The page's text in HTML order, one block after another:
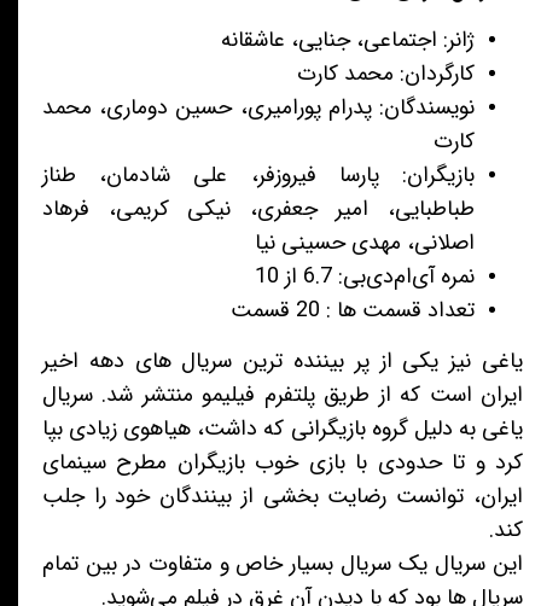
ژانر: اجتماعی، جنایی، عاشقانه
کارگردان: محمد کارت
نویسندگان:پدرام پورامیری، حسین دوماری، محمد
کارت
بازیگران: پارسا فیروزفر، علی شادمان، طناز
طباطبایی، امیر جعفری، نیکی کریمی، فرهاد
اصلانی، مهدی حسینی نیا
نمره آی‌ام‌دی‌بی: 6.7 از 10
تعداد قسمت ها : 20 قسمت
یاغی نیز یکی از پر بیننده ترین سریال های دهه اخیر
ایران است که از طریق پلتفرم فیلیمو منتشر شد. سریال
یاغی به دلیل گروه بازیگرانی که داشت، هیاهوی زیادی بپا
کرد و تا حدودی با بازی خوب بازیگران مطرح سینمای
ایران، توانست رضایت بخشی از بینندگان خود را جلب
کند.
این سریال یک سریال بسیار خاص و متفاوت در بین تمام
سریال ها بود که با دیدن آن غرق در فیلم می‌شوید.